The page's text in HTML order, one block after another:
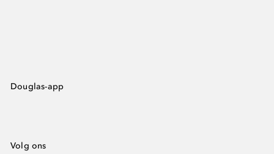
Douglas-app
Volg ons